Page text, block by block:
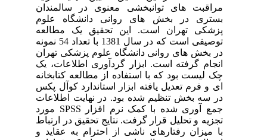
مراقبت های توانبخشی معنوی در سالمندان
بستری در بخش های روانی دانشگاه علوم
پزشکی تهران است. این تحقیق یک مطالعه
توصیفی است که در سال 1381 با تعداد 54 نمونه
در بخش های روانی دانشگاه علوم پزشکی تهران
انجام گرفته است. ابزار گردآوری اطلاعات، یک
چک لیست بود که با استفاده از مطالعه کتابخانه
ای و فرم تعدیل یافته ابزار استاندارد کوآل پکس
در سه بخش تنظیم شده بود. در نهایت اطلاعات
جمع آوری شده با کمک نرم افزار SPSS مورد
تجزیه و تحلیل قرار گرفت. نتایج تحقیق در ارتباط
با میزان رفتارهای ناشی از احترام به عقاید و